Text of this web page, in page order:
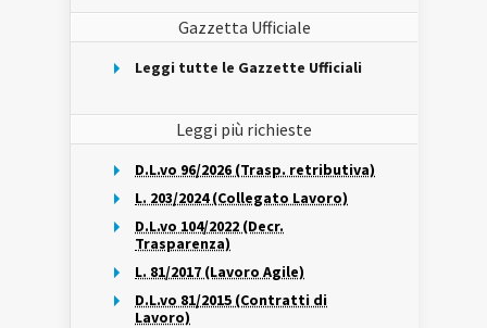
Gazzetta Ufficiale
Leggi tutte le Gazzette Ufficiali
Leggi più richieste
D.L.vo 96/2026 (Trasp. retributiva)
L. 203/2024 (Collegato Lavoro)
D.L.vo 104/2022 (Decr.
Trasparenza)
L. 81/2017 (Lavoro Agile)
D.L.vo 81/2015 (Contratti di
Lavoro)